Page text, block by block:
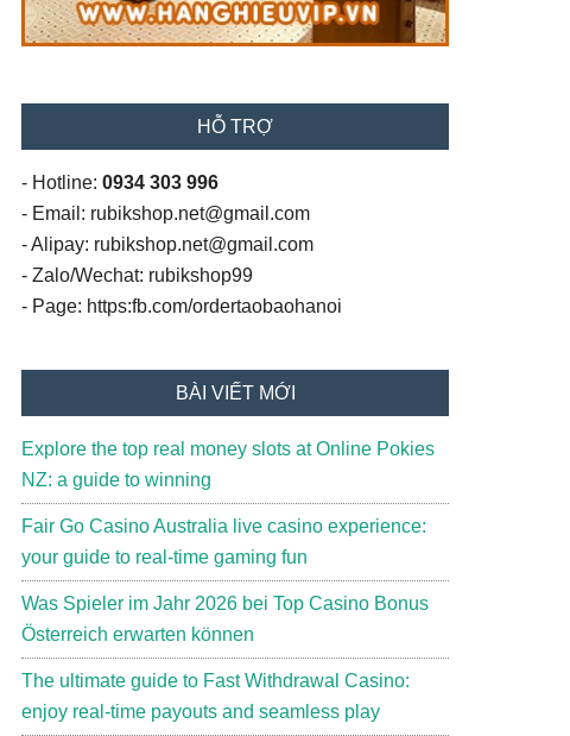
HỖ TRỢ
- Hotline: 0934 303 996
- Email: rubikshop.net@gmail.com
- Alipay: rubikshop.net@gmail.com
- Zalo/Wechat: rubikshop99
- Page: https:fb.com/ordertaobaohanoi
BÀI VIẾT MỚI
Explore the top real money slots at Online Pokies
NZ: a guide to winning
Fair Go Casino Australia live casino experience:
your guide to real-time gaming fun
Was Spieler im Jahr 2026 bei Top Casino Bonus
Österreich erwarten können
The ultimate guide to Fast Withdrawal Casino:
enjoy real-time payouts and seamless play